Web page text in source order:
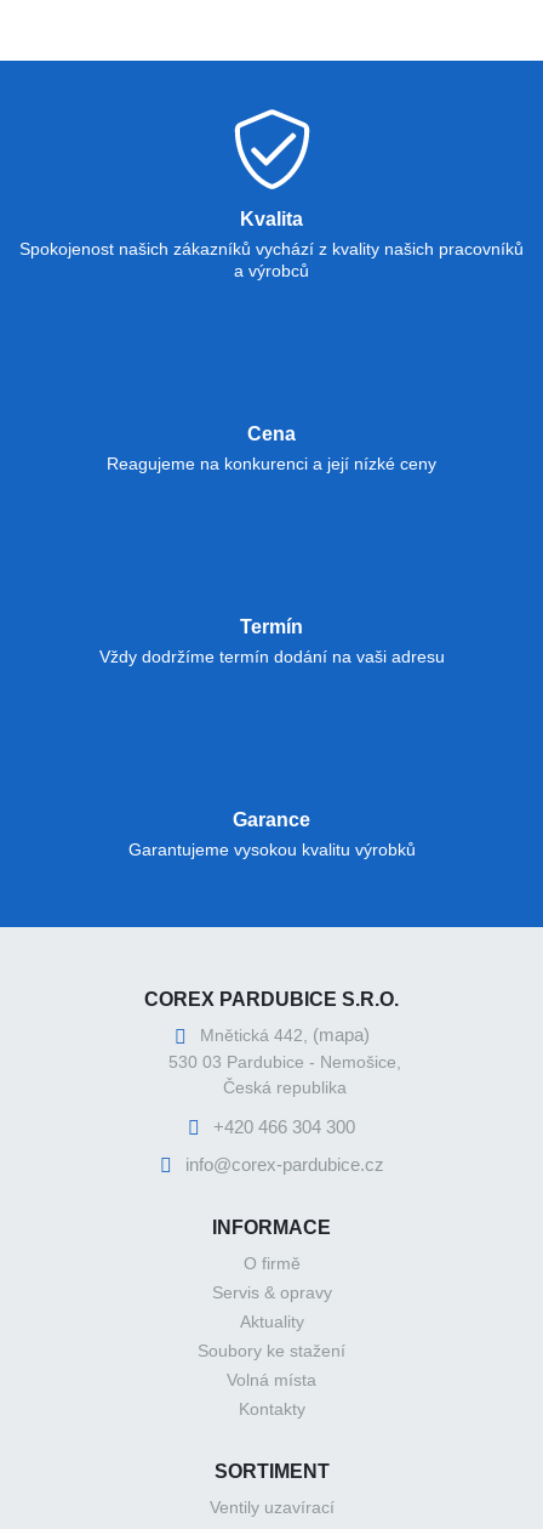
Kvalita
Spokojenost našich zákazníků vychází z kvality našich pracovníků
a výrobců
Cena
Reagujeme na konkurenci a její nízké ceny
Termín
Vždy dodržíme termín dodání na vaši adresu
Garance
Garantujeme vysokou kvalitu výrobků
COREX PARDUBICE S.R.O.
Mnětická 442, (mapa)
530 03 Pardubice - Nemošice,
Česká republika
+420 466 304 300
info@corex-pardubice.cz
INFORMACE
O firmě
Servis & opravy
Aktuality
Soubory ke stažení
Volná místa
Kontakty
SORTIMENT
Ventily uzavírací